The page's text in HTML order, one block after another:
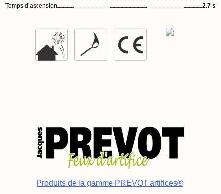
Temps d’ascension
2.7 s
Produits de la gamme PREVOT artifices®